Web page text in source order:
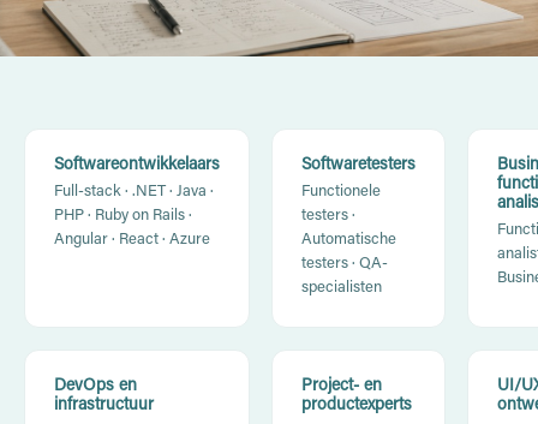
Softwareontwikkelaars
Full-stack · .NET · Java ·
PHP · Ruby on Rails ·
Angular · React · Azure
Softwaretesters
Functionele
testers ·
Automatische
testers · QA-
specialisten
DevOps en
infrastructuur
Project- en
productexperts
UI/